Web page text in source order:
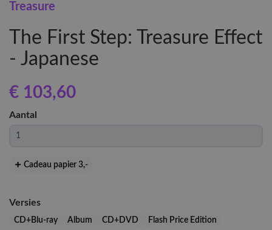
Treasure
The First Step: Treasure Effect
- Japanese
€ 103,60
Aantal
Cadeau papier 3,-
Versies
CD+Blu-ray Album CD+DVD Flash Price Edition